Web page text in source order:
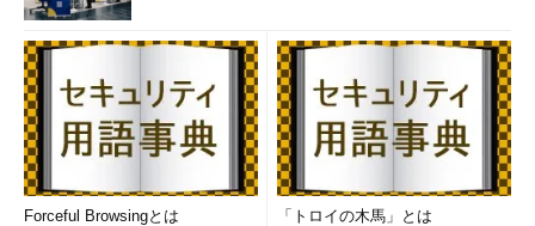
Forceful Browsingとは 「トロイの木馬」とは